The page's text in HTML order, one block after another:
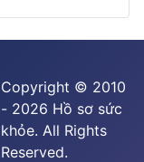
Copyright © 2010
- 2026 Hồ sơ sức
khỏe. All Rights
Reserved.